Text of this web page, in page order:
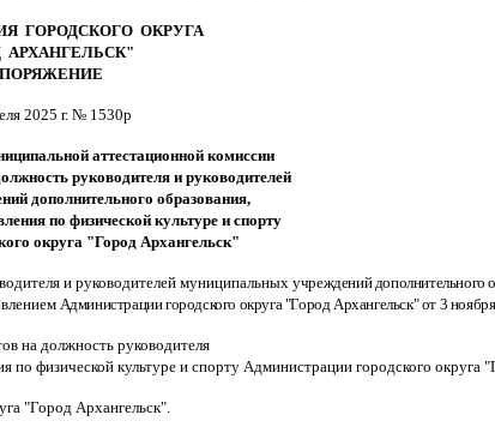
ГОРОДСКОГО ОКРУГА
АРХАНГЕЛЬСК"
2025 г. № 1530р
аттестационной комиссии
руководителя и руководителей
дополнительного образования,
по физической культуре и спорту
округа "Город Архангельск"
и руководителей муниципальныхучреждений дополнительного
Администрации городского округа "Город Архангельск" от 3
на должность руководителя
физической культуре и спорту Администрации городского округа
"Город Архангельск".